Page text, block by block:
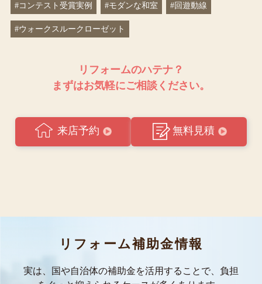
#コンテスト受賞実例 #モダンな和室 #回遊動線
#ウォークスルークローゼット
リフォームのハテナ？
まずはお気軽にご相談ください。
来店予約 無料見積
リフォーム補助金情報
実は、国や自治体の補助金を活用することで、負担